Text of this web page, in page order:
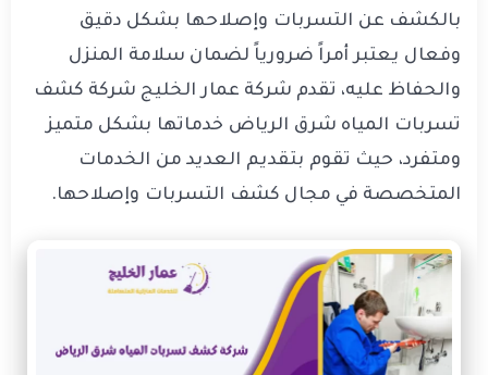
بالكشف عن التسربات وإصلاحها بشكل دقيق
وفعال يعتبر أمراً ضرورياً لضمان سلامة المنزل
والحفاظ عليه، تقدم شركة عمار الخليج شركة كشف
تسربات المياه شرق الرياض خدماتها بشكل متميز
ومتفرد، حيث تقوم بتقديم العديد من الخدمات
المتخصصة في مجال كشف التسربات وإصلاحها.